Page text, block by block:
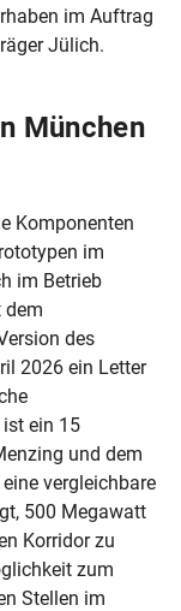
im Auftrag
Jülich.
München
Komponenten
im
im Betrieb
dem
des
2026 ein Letter
ein 15
und dem
vergleichbare
500 Megawatt
Korridor zu
zum
Stellen im